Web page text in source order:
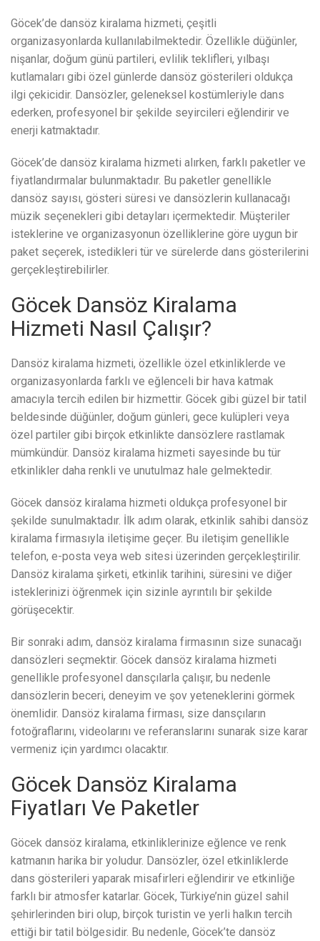
Göcek’de dansöz kiralama hizmeti, çeşitli
organizasyonlarda kullanılabilmektedir. Özellikle düğünler,
nişanlar, doğum günü partileri, evlilik teklifleri, yılbaşı
kutlamaları gibi özel günlerde dansöz gösterileri oldukça
ilgi çekicidir. Dansözler, geleneksel kostümleriyle dans
ederken, profesyonel bir şekilde seyircileri eğlendirir ve
enerji katmaktadır.
Göcek’de dansöz kiralama hizmeti alırken, farklı paketler ve
fiyatlandırmalar bulunmaktadır. Bu paketler genellikle
dansöz sayısı, gösteri süresi ve dansözlerin kullanacağı
müzik seçenekleri gibi detayları içermektedir. Müşteriler
isteklerine ve organizasyonun özelliklerine göre uygun bir
paket seçerek, istedikleri tür ve sürelerde dans gösterilerini
gerçekleştirebilirler.
Göcek Dansöz Kiralama
Hizmeti Nasıl Çalışır?
Dansöz kiralama hizmeti, özellikle özel etkinliklerde ve
organizasyonlarda farklı ve eğlenceli bir hava katmak
amacıyla tercih edilen bir hizmettir. Göcek gibi güzel bir tatil
beldesinde düğünler, doğum günleri, gece kulüpleri veya
özel partiler gibi birçok etkinlikte dansözlere rastlamak
mümkündür. Dansöz kiralama hizmeti sayesinde bu tür
etkinlikler daha renkli ve unutulmaz hale gelmektedir.
Göcek dansöz kiralama hizmeti oldukça profesyonel bir
şekilde sunulmaktadır. İlk adım olarak, etkinlik sahibi dansöz
kiralama firmasıyla iletişime geçer. Bu iletişim genellikle
telefon, e-posta veya web sitesi üzerinden gerçekleştirilir.
Dansöz kiralama şirketi, etkinlik tarihini, süresini ve diğer
isteklerinizi öğrenmek için sizinle ayrıntılı bir şekilde
görüşecektir.
Bir sonraki adım, dansöz kiralama firmasının size sunacağı
dansözleri seçmektir. Göcek dansöz kiralama hizmeti
genellikle profesyonel dansçılarla çalışır, bu nedenle
dansözlerin beceri, deneyim ve şov yeteneklerini görmek
önemlidir. Dansöz kiralama firması, size dansçıların
fotoğraflarını, videolarını ve referanslarını sunarak size karar
vermeniz için yardımcı olacaktır.
Göcek Dansöz Kiralama
Fiyatları Ve Paketler
Göcek dansöz kiralama, etkinliklerinize eğlence ve renk
katmanın harika bir yoludur. Dansözler, özel etkinliklerde
dans gösterileri yaparak misafirleri eğlendirir ve etkinliğe
farklı bir atmosfer katarlar. Göcek, Türkiye’nin güzel sahil
şehirlerinden biri olup, birçok turistin ve yerli halkın tercih
ettiği bir tatil bölgesidir. Bu nedenle, Göcek’te dansöz